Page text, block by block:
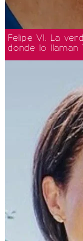
Felipe VI: La
donde lo llaman